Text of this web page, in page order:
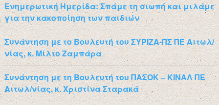
Ενημερωτική Ημερίδα: Σπάμε τη σιωπή και μιλάμε
για την κακοποίηση των παιδιών
Συνάντηση με το Βουλευτή του ΣΥΡΙΖΑ-ΠΣ ΠΕ Αιτωλ/
νίας, κ. Μίλτο Ζαμπάρα
Συνάντηση με τη Βουλευτή του ΠΑΣΟΚ – ΚΙΝΑΛ ΠΕ
Αιτωλ/νίας, κ. Χριστίνα Σταρακά